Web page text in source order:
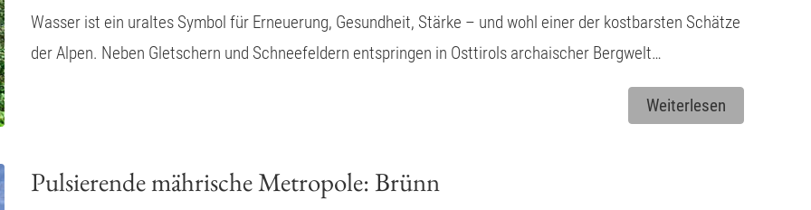
Wasser ist ein uraltes Symbol für Erneuerung, Gesundheit, Stärke – und wohl einer der kostbarsten Schätze
der Alpen. Neben Gletschern und Schneefeldern entspringen in Osttirols archaischer Bergwelt…
Weiterlesen
Pulsierende mährische Metropole: Brünn